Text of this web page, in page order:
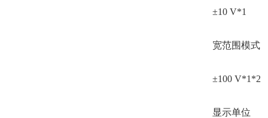
±10 V*1
宽范围模式
±100 V*1*2
显示单位